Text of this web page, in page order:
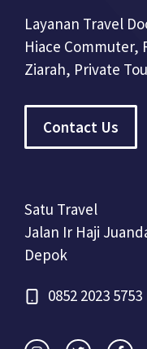
Layanan Travel
Hiace Commuter,
Ziarah, Private
Contact Us
Satu Travel
Jalan Ir Haji
Depok
0852 2023 5753